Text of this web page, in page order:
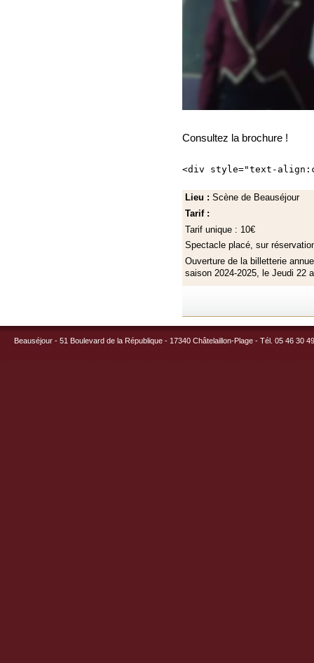
Consultez la brochure !
<div style="text-
Lieu : Scène de Beauséjour
Tarif :
Tarif unique : 10€
Spectacle placé, sur
Ouverture de la billetterie
saison 2024-2025, le Jeudi 22
Beauséjour - 51 Boulevard de la République - 17340 Châtelaillon-Plage - Tél. 05 46 30